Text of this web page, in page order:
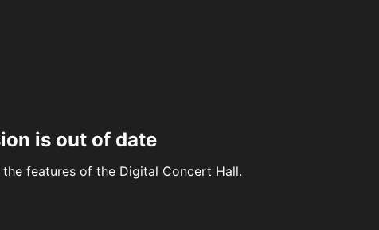
is out of date
features of the Digital Concert Hall.